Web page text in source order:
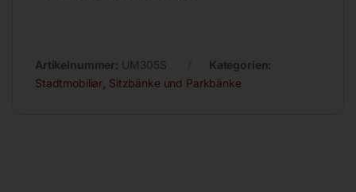
Artikelnummer: UM305S
Kategorien:
Stadtmobiliar Sitzbänke und Parkbänke